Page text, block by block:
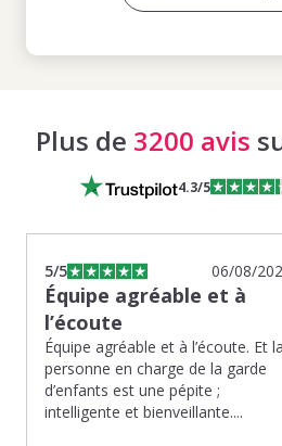
Plus de 3200 avis
4.3/5
5/5 06/08/
Équipe agréable et à
l’écoute
Équipe agréable et à l’écoute. Et la
personne en charge de la garde
d’enfants est une pépite ;
intelligente et bienveillante....